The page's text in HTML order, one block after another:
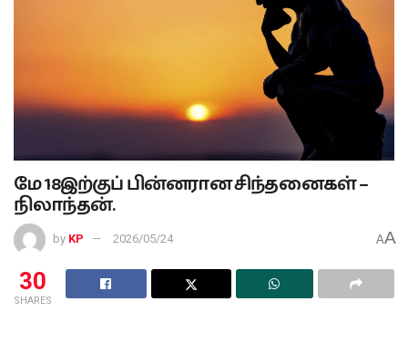
மே 18இற்குப் பின்னரான சிந்தனைகள் –
நிலாந்தன்.
by KP 2026/05/24 AA
30
SHARES